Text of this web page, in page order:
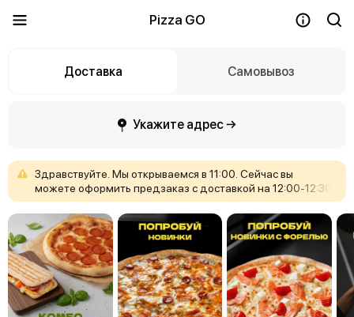
Pizza GO
Доставка Самовывоз
Укажите адрес →
Здравствуйте. Мы открываемся в 11:00. Сейчасвы
можете оформить предзаказ с доставкой на 12:00-12:30
илинавыноск11:30.